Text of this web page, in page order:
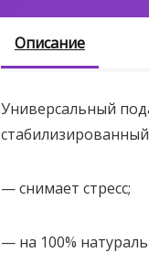
Описание
Универсальный
— снимает стресс;
— на 100%